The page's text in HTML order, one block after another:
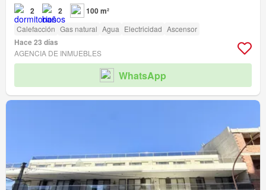
2 2 100 m²
Calefacción Gas natural Agua Electricidad Ascensor
Hace 23 días
AGENCIA DE INMUEBLES
WhatsApp